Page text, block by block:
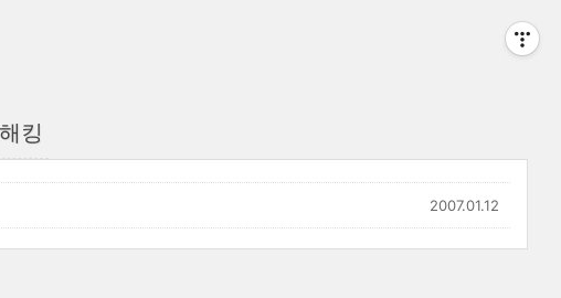
킹
2007.01.12